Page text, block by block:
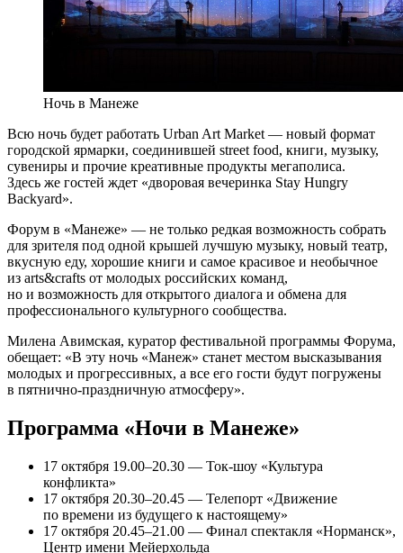
Ночь в Манеже
Всю ночь будет работать Urban Art Market — новый формат
городской ярмарки, соединившей street food, книги, музыку,
сувениры и прочие креативные продукты мегаполиса.
Здесь же гостей ждет «дворовая вечеринка Stay Hungry
Backyard».
Форум в «Манеже» — не только редкая возможность собрать
для зрителя под одной крышей лучшую музыку, новый театр,
вкусную еду, хорошие книги и самое красивое и необычное
из arts&crafts от молодых российских команд,
но и возможность для открытого диалога и обмена для
профессионального культурного сообщества.
Милена Авимская, куратор фестивальной программы Форума,
обещает: «В эту ночь «Манеж» станет местом высказывания
молодых и прогрессивных, а все его гости будут погружены
в пятнично-праздничную атмосферу».
Программа «Ночи в Манеже»
17 октября 19.00–20.30 — Ток-шоу «Культура
конфликта»
17 октября 20.30–20.45 — Телепорт «Движение
по времени из будущего к настоящему»
17 октября 20.45–21.00 — Финал спектакля «Норманск»,
Центр имени Мейерхольда